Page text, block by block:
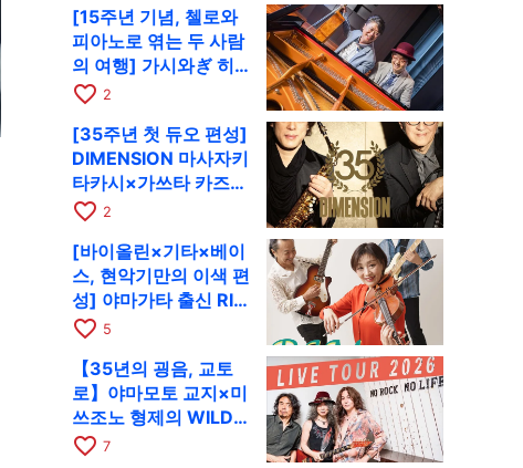
[15주년 기념, 첼로와
피아노로 엮는 두 사람
의 여행] 가시와ぎ 히
로키 & 미쓰다 겐이치
RAG로
favorite_border 2
[35주년 첫 듀오 편성]
DIMENSION 마사자키
타카시×가쓰타 카즈키
가 10월 11일 교토
favorite_border 2
[바이올린×기타×베이
스, 현악기만의 이색 편
성] 야마가타 출신 RIM
이 첫 전국 투어로 8월
favorite_border 5
【35년의 굉음, 교토
로】야마모토 교지×미
쓰조노 형제의 WILD
FLAG가 8월 6일 RAG
favorite_border 7